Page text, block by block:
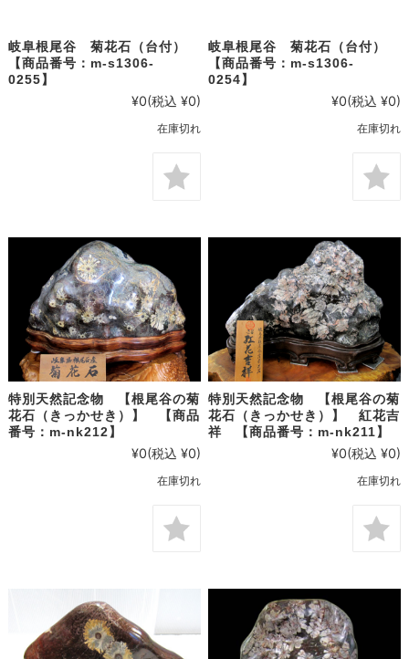
岐阜根尾谷 菊花石（台付）
【商品番号：m-s1306-
0255】
¥0(税込 ¥0)
在庫切れ
岐阜根尾谷 菊花石（台付）
【商品番号：m-s1306-
0254】
¥0(税込 ¥0)
在庫切れ
特別天然記念物 【根尾谷の菊
花石（きっかせき）】 【商品
番号：m-nk212】
¥0(税込 ¥0)
在庫切れ
特別天然記念物 【根尾谷の菊
花石（きっかせき）】 紅花吉
祥 【商品番号：m-nk211】
¥0(税込 ¥0)
在庫切れ